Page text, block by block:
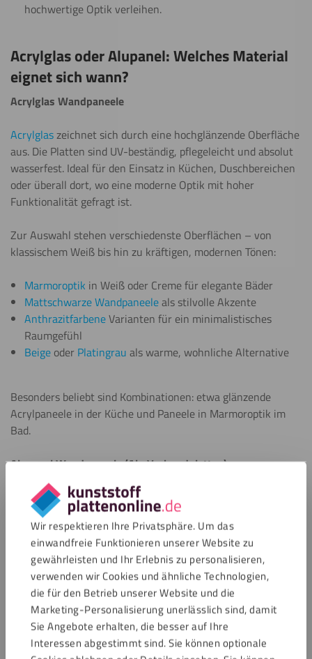
Wir respektieren Ihre Privatsphäre. Um das
einwandfreie Funktionieren unserer Website zu
gewährleisten und Ihr Erlebnis zu personalisieren,
verwenden wir Cookies und ähnliche Technologien,
die für den Betrieb unserer Website und die
Marketing-Personalisierung unerlässlich sind, damit
Sie Angebote erhalten, die besser auf Ihre
Interessen abgestimmt sind. Sie können optionale
hochwertige Optik verleihen.
Acrylglas oder Alupanel: Welches Material
eignet sich wann?
Acrylglas Wandpaneele
Acrylglaszeichnet sich durch eine hochglänzende Oberfläche
aus. Die Platten sind UV-beständig, pflegeleicht und absolut
wasserfest. Ideal für den Einsatz in Küchen, Duschbereichen
oder überall dort, wo eine moderne Optik mit hoher
Funktionalität gefragt ist.
Zur Auswahl stehen verschiedenste Oberflächen – von
klassischem Weiß bis hin zu kräftigen, modernen Tönen:
Marmoroptik in Weiß oder Creme für elegante Bäder
Mattschwarze Wandpaneeleals stilvolle Akzente
AnthrazitfarbeneVarianten für ein minimalistisches
Raumgefühl
Beige oder Platingrau als warme, wohnliche Alternative
Besonders beliebt sind Kombinationen: etwa glänzende
Acrylpaneele in der Küche und Paneele in Marmoroptik im
Bad.
Alupanel Wandpaneele (Alu Verbundplatten)
Alupanelbesteht aus zwei dünnen Aluminiumdeckschichten
und einem Kunststoffkern. Diese Kombination macht das
Material besonders stabil, formfest und hitzebeständig.
Damit eignet es sich hervorragend für Dusche, WC und
gewerbliche Sanitärräume.
Auch bei Alupanel-Wandpaneelen stehen verschiedene
Designs zur Verfügung:
Klassisches Weißfür ein frisches, zeitloses